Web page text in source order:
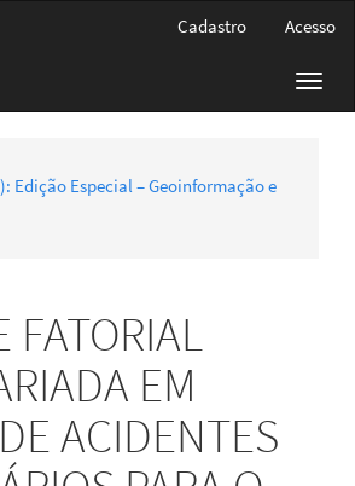
Cadastro Acesso
Edição Especial – Geoinformação e
FATORIAL
EM
ACIDENTES